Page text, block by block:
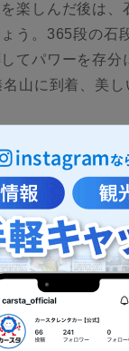
楽しんだ後は、
う。365段の石
てパワーを存分
山に到着、美し
ト
を巡るドライブ
スポットは以下
石段街